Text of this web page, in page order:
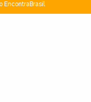
EncontraBrasil